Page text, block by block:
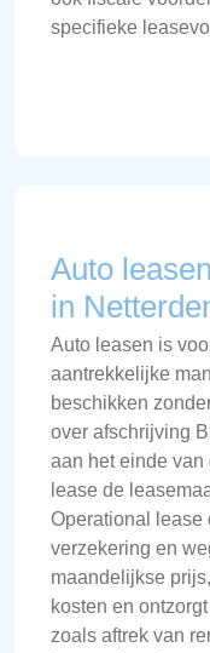
specifieke
Auto
in
Auto leasen is
aantrekkelijke
beschikken
over afschrijving
aan het einde van
lease de
Operational lease
verzekering en
maandelijkse
kosten en
zoals aftrek van